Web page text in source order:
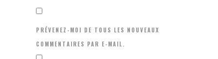
PRÉVENEZ-MOI DE TOUS LES NOUVEAUX
COMMENTAIRES PAR E-MAIL.